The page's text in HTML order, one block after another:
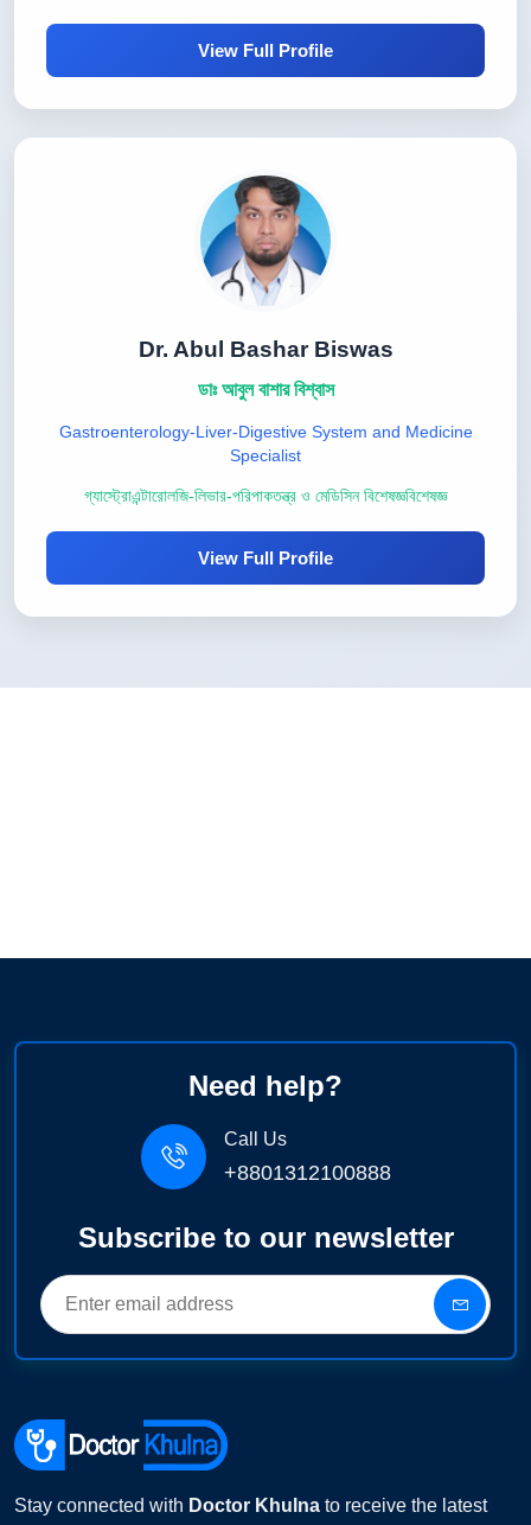
View Full Profile
Dr. Abul Bashar Biswas
ডাঃ আবুল বাশার বিশ্বাস
Gastroenterology-Liver-Digestive System and Medicine
Specialist
গ্যাস্ট্রোএন্টারোলজি-লিভার-পরিপাকতন্ত্র ও মেডিসিন বিশেষজ্ঞবিশেষজ্ঞ
View Full Profile
Need help?
Call Us
+8801312100888
Subscribe to our newsletter
Stay connected with Doctor Khulna to receive the latest